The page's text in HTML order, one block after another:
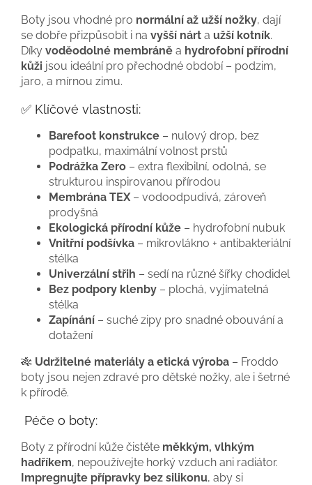
Boty jsou vhodné pro normální až užší nožky, dají
se dobře přizpůsobit i na vyšší nárt a užší kotník.
Díky voděodolné membráně a hydrofobní přírodní
kůži jsou ideální pro přechodné období – podzim,
jaro, a mírnou zimu.
✅ Klíčové vlastnosti:
Barefoot konstrukce – nulový drop, bez
podpatku, maximální volnost prstů
Podrážka Zero – extra flexibilní, odolná, se
strukturou inspirovanou přírodou
Membrána TEX – vodoodpudivá, zároveň
prodyšná
Ekologická přírodní kůže – hydrofobní nubuk
Vnitřní podšívka – mikrovlákno + antibakteriální
stélka
Univerzální střih – sedí na různé šířky chodidel
Bez podpory klenby – plochá, vyjímatelná
stélka
Zapínání – suché zipy pro snadné obouvání a
dotažení
🎋 Udržitelné materiály a etická výroba – Froddo
boty jsou nejen zdravé pro dětské nožky, ale i šetrné
k přírodě.
Péče o boty:
Boty z přírodní kůže čistěte měkkým, vlhkým
hadříkem, nepoužívejte horký vzduch ani radiátor.
Impregnujte přípravky bez silikonu, aby si